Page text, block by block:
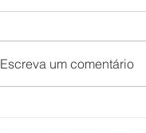
Pai
Escreva um comentário